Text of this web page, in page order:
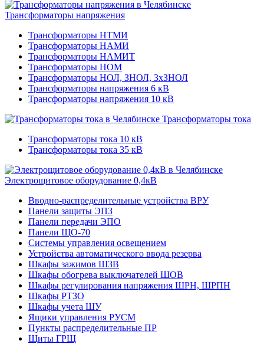
Трансформаторы напряжения
Трансформаторы НТМИ
Трансформаторы НАМИ
Трансформаторы НАМИТ
Трансформаторы НОМ
Трансформаторы НОЛ, ЗНОЛ, 3хЗНОЛ
Трансформаторы напряжения 6 кВ
Трансформаторы напряжения 10 кВ
Трансформаторы тока
Трансформаторы тока 10 кВ
Трансформаторы тока 35 кВ
Электрощитовое оборудование 0,4кВ
Вводно-распределительные устройства ВРУ
Панели защиты ЭПЗ
Панели передачи ЭПО
Панели ЩО-70
Системы управления освещением
Устройства автоматического ввода резерва
Шкафы зажимов ШЗВ
Шкафы обогрева выключателей ШОВ
Шкафы регулирования напряжения ШРН, ШРПН
Шкафы РТЗО
Шкафы учета ШУ
Ящики управления РУСМ
Пункты распределительные ПР
Щиты ГРЩ